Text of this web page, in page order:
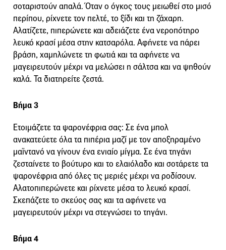
σοταριστούν απαλά. Όταν ο όγκος τους μειωθεί στο μισό
περίπου, ρίχνετε τον πελτέ, το ξίδι και τη ζάχαρη.
Αλατίζετε, πιπερώνετε και αδειάζετε ένα νεροπότηρο
λευκό κρασί μέσα στην κατσαρόλα. Αφήνετε να πάρει
βράση, χαμηλώνετε τη φωτιά και τα αφήνετε να
μαγειρευτούν μέχρι να μελώσει η σάλτσα και να ψηθούν
καλά. Τα διατηρείτε ζεστά.
Βήμα 3
Ετοιμάζετε τα ψαρονέφρια σας: Σε ένα μπολ
ανακατεύετε όλα τα πιπέρια μαζί με τον αποξηραμένο
μαϊντανό να γίνουν ένα ενιαίο μίγμα. Σε ένα τηγάνι
ζεσταίνετε το βούτυρο και το ελαιόλαδο και σοτάρετε τα
ψαρονέφρια από όλες τις μεριές μέχρι να ροδίσουν.
Αλατοπιπερώνετε και ρίχνετε μέσα το λευκό κρασί.
Σκεπάζετε το σκεύος σας και τα αφήνετε να
μαγειρευτούν μέχρι να στεγνώσει το τηγάνι.
Βήμα 4